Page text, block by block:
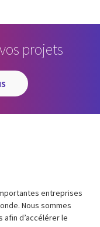
projets
entreprises
Nous sommes
d’accélérer le